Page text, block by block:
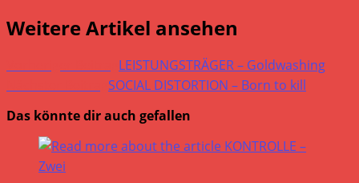
Weitere Artikel ansehen
LEISTUNGSTRÄGER – Goldwashing
SOCIAL DISTORTION – Born to kill
Das könnte dir auch gefallen